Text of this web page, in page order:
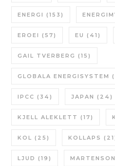
ENERGI (153)
EROEI (57) EU (41)
GAIL TVERBERG (15)
GLOBALA ENERGISYSTEM
IPCC (34) JAPAN (24)
KJELL ALEKLETT (17)
KOL (25) KOLLAPS
LJUD (19) MARTENSON